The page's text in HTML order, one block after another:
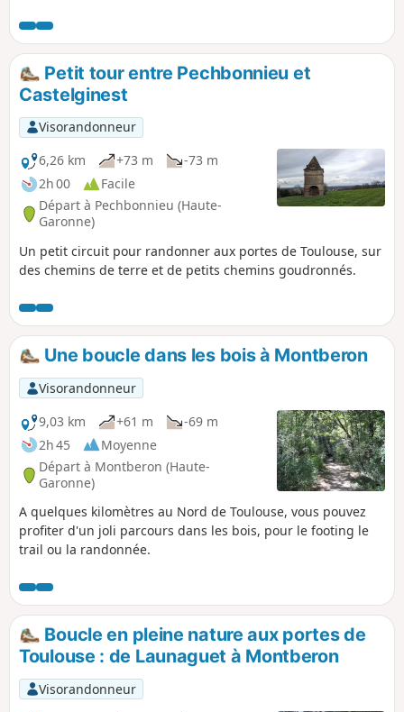
prévoir des chaussures adaptée à la boue.Un point d'eau
est présent au stade de la commune de Labastide.
Petit tour entre Pechbonnieu et
Castelginest
Visorandonneur
6,26 km
+73 m
-73 m
2h 00
Facile
Départ à Pechbonnieu (Haute-
Garonne)
Un petit circuit pour randonner aux portes de Toulouse, sur
des chemins de terre et de petits chemins goudronnés.
Une boucle dans les bois à Montberon
Visorandonneur
9,03 km
+61 m
-69 m
2h 45
Moyenne
Départ à Montberon (Haute-
Garonne)
A quelques kilomètres au Nord de Toulouse, vous pouvez
profiter d'un joli parcours dans les bois, pour le footing le
trail ou la randonnée.
Boucle en pleine nature aux portes de
Toulouse : de Launaguet à Montberon
Visorandonneur